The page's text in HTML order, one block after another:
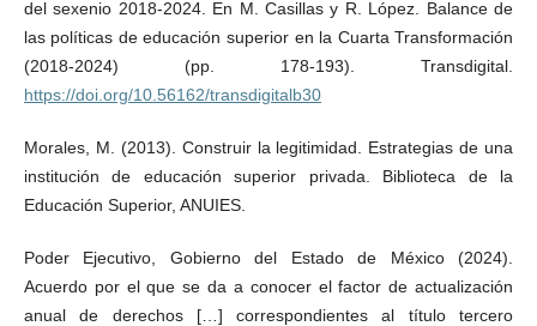
del sexenio 2018-2024. En M. Casillas y R. López. Balance de
las políticas de educación superior en la Cuarta Transformación
(2018-2024) (pp. 178-193). Transdigital.
https://doi.org/10.56162/transdigitalb30
Morales, M. (2013). Construir la legitimidad. Estrategias de una
institución de educación superior privada. Biblioteca de la
Educación Superior, ANUIES.
Poder Ejecutivo, Gobierno del Estado de México (2024).
Acuerdo por el que se da a conocer el factor de actualización
anual de derechos […] correspondientes al título tercero